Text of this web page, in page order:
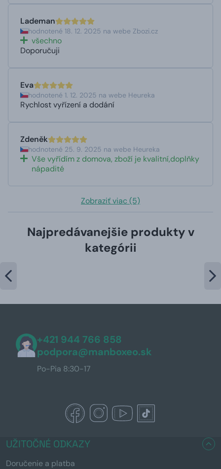
Lademan
hodnotené 18. 12. 2025 na webe Zbozi.cz
všechno
Doporučuji
Eva
hodnotené 1. 12. 2025 na webe Heureka
Rychlost vyřízení a dodání
Zdeněk
hodnotené 25. 9. 2025 na webe Heureka
Vše vyřídím z domova, zboží je kvalitní,doplňky
nápadité
Zobraziť viac (5)
Najpredávanejšie produkty v
kategórii
+421 944 766 858
podpora@manboxeo.sk
Po-Pia 8:30-17
UŽITOČNÉ ODKAZY
Doručenie a platba